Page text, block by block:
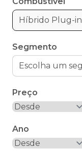
Híbrido Plug-in
Segmento
Preço
Ano